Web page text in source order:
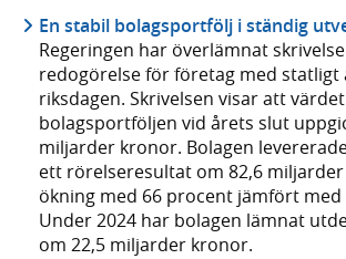
En stabil bolagsportfölj i ständig
Regeringen har överlämnat
redogörelse för företag med statligt
riksdagen. Skrivelsen visar att
bolagsportföljen vid årets slut
miljarder kronor. Bolagen
ett rörelseresultat om 82,6
ökning med 66 procent jämfört
Under 2024 har bolagen lämnat
om 22,5 miljarder kronor.